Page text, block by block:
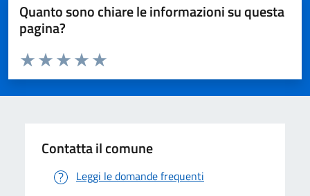
Quanto sono chiare le informazioni su questa
pagina?
Valuta da 1 a 5 stelle la pagina
Valuta 5 stelle su 5
Valuta 4 stelle su 5
Valuta 3 stelle su 5
Valuta 2 stelle su 5
Valuta 1 stelle su 5
Contatta il comune
Leggi le domande frequenti